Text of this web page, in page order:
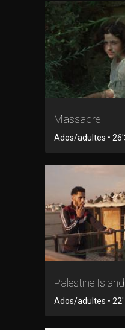
Massacre
Ados/adultes •
Palestine
Ados/adultes • 22'